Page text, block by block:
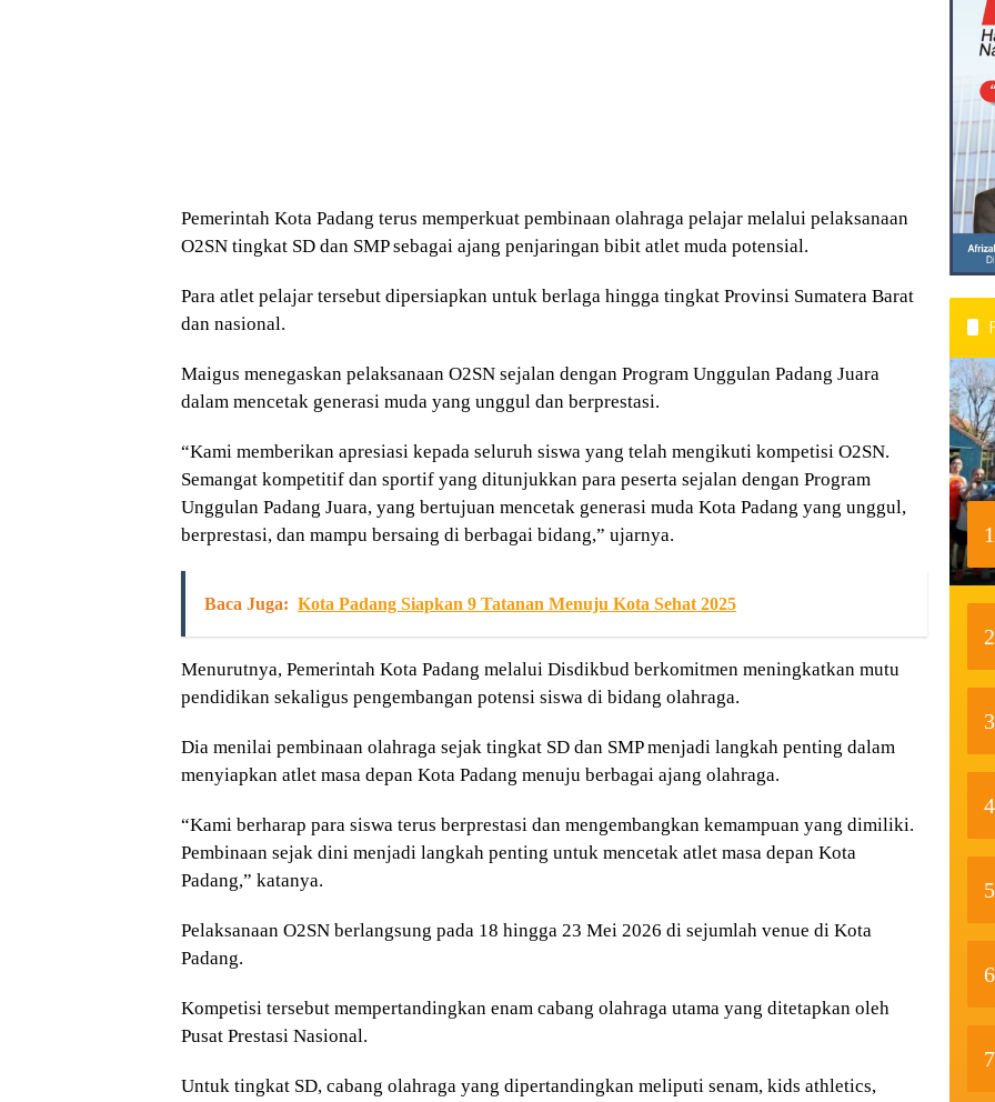
Pemerintah Kota Padang terus memperkuat pembinaan olahraga pelajar melalui pelaksanaan
O2SN tingkat SD dan SMP sebagai ajang penjaringan bibit atlet muda potensial.
Para atlet pelajar tersebut dipersiapkan untuk berlaga hingga tingkat Provinsi Sumatera Barat
dan nasional.
Maigus menegaskan pelaksanaan O2SN sejalan dengan Program Unggulan Padang Juara
dalam mencetak generasi muda yang unggul dan berprestasi.
“Kami memberikan apresiasi kepada seluruh siswa yang telah mengikuti kompetisi O2SN.
Semangat kompetitif dan sportif yang ditunjukkan para peserta sejalan dengan Program
Unggulan Padang Juara, yang bertujuan mencetak generasi muda Kota Padang yang unggul,
berprestasi, dan mampu bersaing di berbagai bidang,” ujarnya.
Baca Juga: Kota Padang Siapkan 9 Tatanan Menuju Kota Sehat 2025
Menurutnya, Pemerintah Kota Padang melalui Disdikbud berkomitmen meningkatkan mutu
pendidikan sekaligus pengembangan potensi siswa di bidang olahraga.
Dia menilai pembinaan olahraga sejak tingkat SD dan SMP menjadi langkah penting dalam
menyiapkan atlet masa depan Kota Padang menuju berbagai ajang olahraga.
“Kami berharap para siswa terus berprestasi dan mengembangkan kemampuan yang dimiliki.
Pembinaan sejak dini menjadi langkah penting untuk mencetak atlet masa depan Kota
Padang,” katanya.
Pelaksanaan O2SN berlangsung pada 18 hingga 23 Mei 2026 di sejumlah venue di Kota
Padang.
Kompetisi tersebut mempertandingkan enam cabang olahraga utama yang ditetapkan oleh
Pusat Prestasi Nasional.
Untuk tingkat SD, cabang olahraga yang dipertandingkan meliputi senam, kids athletics,
1
2
3
4
5
6
7